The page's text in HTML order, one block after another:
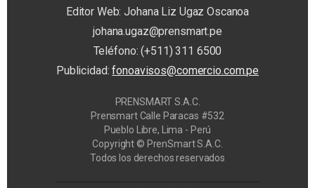
Editor Web: Johana Liz Ugaz Oscanoa
johana.ugaz@prensmart.pe
Teléfono: (+511) 311 6500
Publicidad:fonoavisos@comercio.com.pe
PRENSMART S.A.C.
Prensmart Calle Paracas #532
Pueblo Libre, Lima - Perú
Copyright © PrenSmart S.A.C.
Todos los derechos reservados